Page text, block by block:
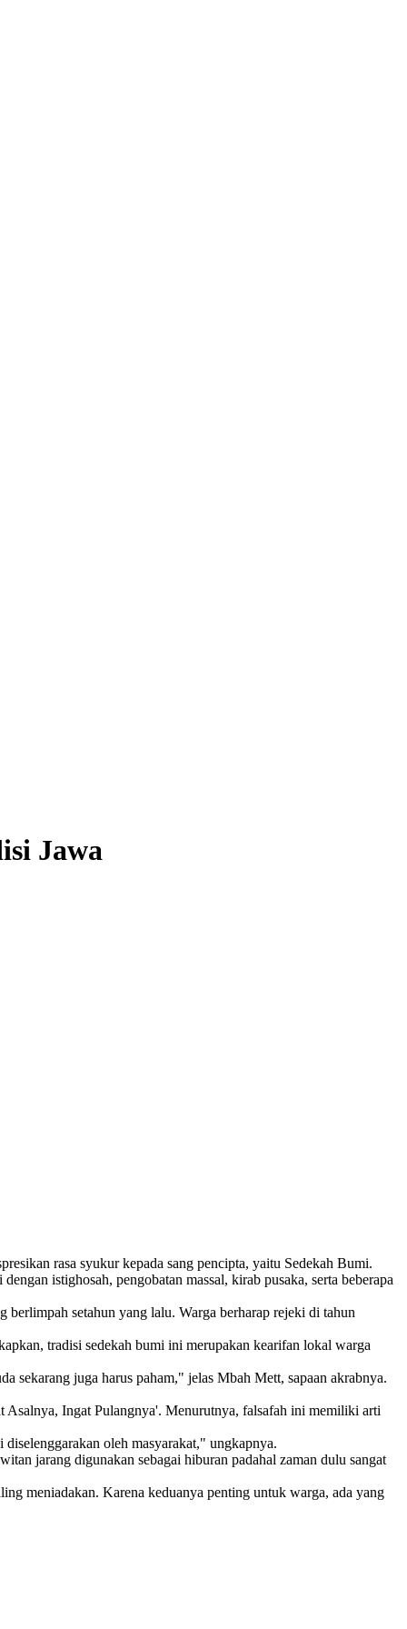
Jawa
rasa syukur kepada sang pencipta, yaitu Sedekah Bumi.
istighosah, pengobatan massal, kirab pusaka, serta beberapa
berlimpah setahun yang lalu. Warga berharap rejeki di tahun
tradisi sedekah bumi ini merupakan kearifan lokal warga
sekarang juga harus paham," jelas Mbah Mett, sapaan akrabnya.
Ingat Pulangnya'. Menurutnya, falsafah ini memiliki arti
oleh masyarakat," ungkapnya.
jarang digunakan sebagai hiburan padahal zaman dulu sangat
meniadakan. Karena keduanya penting untuk warga, ada yang